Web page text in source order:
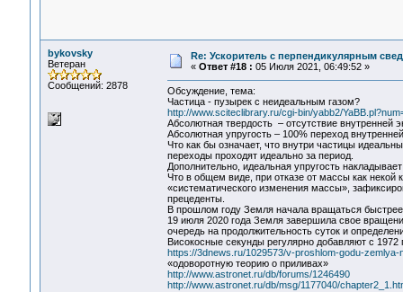
bykovsky
Ветеран
Сообщений: 2878
Re: Ускоритель с перпендикулярным
« Ответ #18 : 05 Июля 2021, 06:49:52 »
Обсуждение, тема:
Частица - пузырек с неидеальным газом?
http://www.sciteclibrary.ru/cgi-bin/yabb2/
Абсолютная твердость – отсутствие внутренней
Абсолютная упругость – 100% переход
Что как бы означает, что внутри частицы
переходы проходят идеально за период.
Дополнительно, идеальная упругость
Что в общем виде, при отказе от массы как некой
«систематического изменения массы»,
прецеденты.
В прошлом году Земля начала вращаться
19 июля 2020 года Земля завершила свое
очередь на продолжительность суток и
Високосные секунды регулярно добавляют с 1972
https://3dnews.ru/1029573/v-proshlom-godu-
«одоворотную теорию о приливах»
http://www.astronet.ru/db/forums/1246490
http://www.astronet.ru/db/msg/1177040/